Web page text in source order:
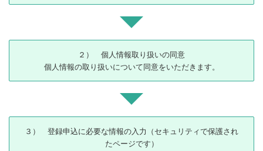
２） 個人情報取り扱いの同意
個人情報の取り扱いについて同意をいただきます。
３） 登録申込に必要な情報の入力（セキュリティで保護され
たページです）